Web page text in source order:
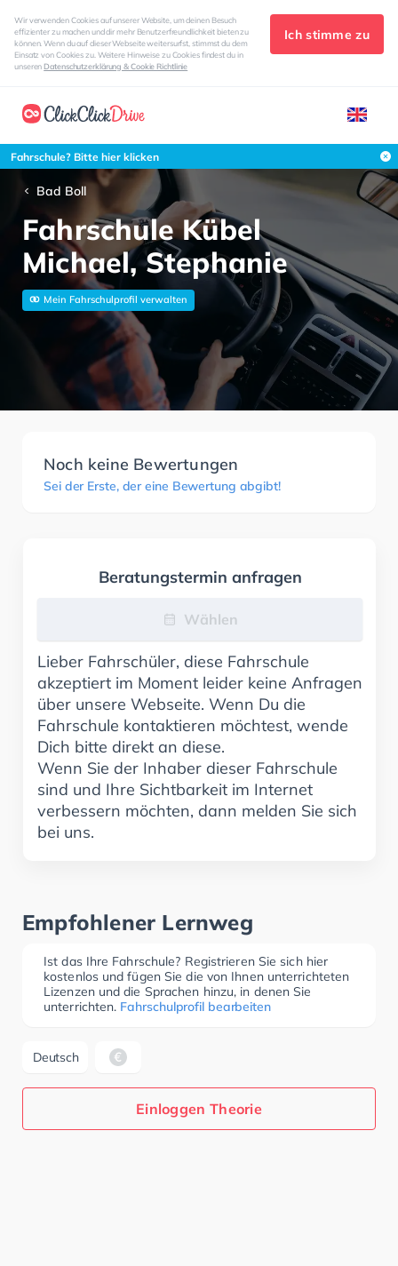
Wir verwenden Cookies auf unserer Website, um deinen Besuch
effizienter zu machen und dir mehr Benutzerfreundlichkeit bieten zu
können. Wenn du auf dieser Webseite weitersurfst, stimmst du dem
Einsatz von Cookies zu. Weitere Hinweise zu Cookies findest du in
unserenDatenschutzerklärung & Cookie Richtlinie
Ich stimme zu
Fahrschule? Bitte hier klicken
Bad Boll
Fahrschule Kübel
Michael, Stephanie
Mein Fahrschulprofil verwalten
Noch keine Bewertungen
Sei der Erste, der eine Bewertung abgibt!
Beratungstermin anfragen
Wählen
Lieber Fahrschüler, diese Fahrschule
akzeptiert im Moment leider keine Anfragen
über unsere Webseite. Wenn Du die
Fahrschule kontaktieren möchtest, wende
Dich bitte direkt an diese.
Wenn Sie der Inhaber dieser Fahrschule
sind und Ihre Sichtbarkeit im Internet
verbessern möchten, dann melden Sie sich
bei uns.
Empfohlener Lernweg
Ist das Ihre Fahrschule? Registrieren Sie sich hier
kostenlos und fügen Sie die von Ihnen unterrichteten
Lizenzen und die Sprachen hinzu, in denen Sie
unterrichten. Fahrschulprofil bearbeiten
Deutsch
Einloggen Theorie